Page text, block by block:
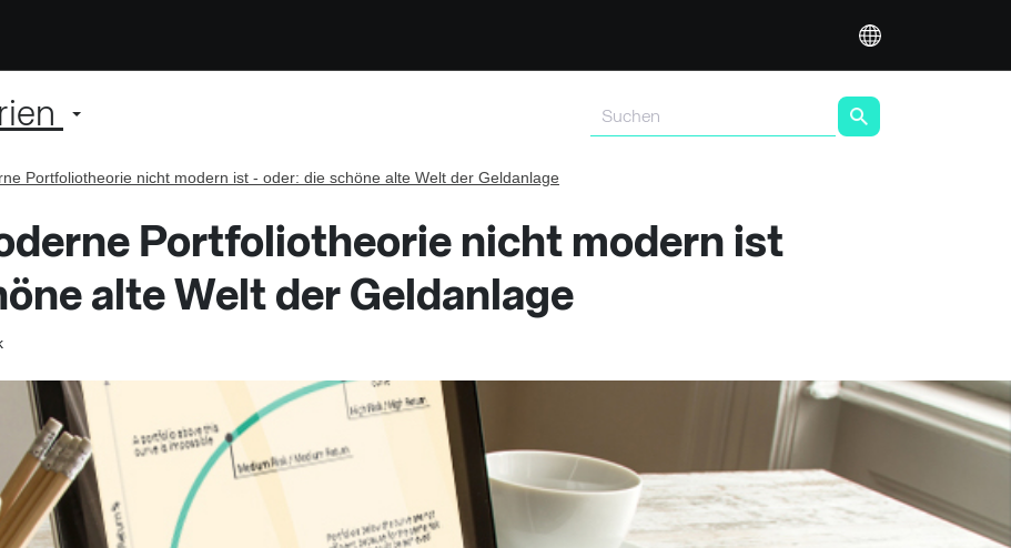
Portfoliotheorie nicht modern ist - oder: die schöne alte Welt der Geldanlage
Portfoliotheorie nicht modern ist
alte Welt der Geldanlage